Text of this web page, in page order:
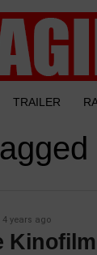
TRAILER
4 years ago